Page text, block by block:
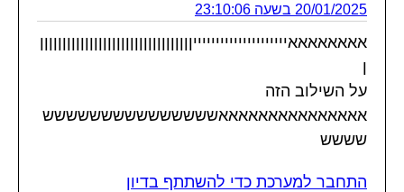
20/01/2025 בשעה 23:10:06
אאאאאאאאיייייייייייייייייייייןןןןןןןןןןןןןןןןןןןןןןןןןןןןןןןןןן
ן
על השילוב הזה
אאאאאאאאאאאאאאאששששששששששששששש
שששש
התחבר למערכת כדי להשתתף בדיון